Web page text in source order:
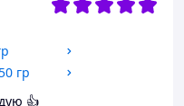
гр
👍